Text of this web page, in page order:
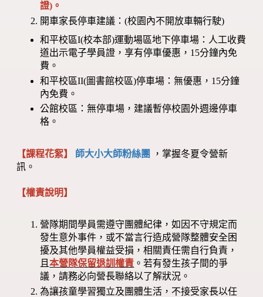
證)。
開車家長停車建議：(校園內不開放車輛行駛)
和平校區I(校本部)運動場區地下停車場：人工收費
道出示電子學員證，享有停車優惠，15分鐘內免
費。
和平校區II(圖書館校區)停車場：無優惠，15分鐘
內免費。
公館校區：無停車場，建議暫停校園外週邊停車
格。
【課程花絮】 師大小大師粉絲團
，掌握冬夏令營新
訊。
【權責說明】
營隊期間學員需遵守團體紀律，如因不守規定而
發生意外事件，或不當言行造成營隊整體安全困
擾及其他學員權益受損，相關責任需自行負責，
且本營隊保留退訓權責 。若有發生孩子間的爭
議，請務必向營長聯絡以了解狀況。
為讓孩童學習獨立及團體生活，不接受家長以任